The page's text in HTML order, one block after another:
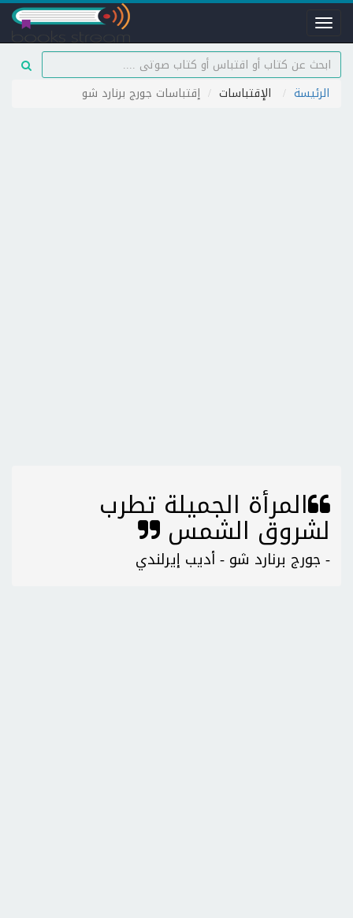
Toggle
navigation
الرئيسة الإقتباسات إقتباسات جورج برنارد شو
المرأة الجميلة تطرب
لشروق الشمس
- جورج برنارد شو - أديب إيرلندي